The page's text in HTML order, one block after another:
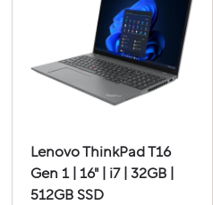
Lenovo ThinkPad T16
Gen 1 | 16" | i7 | 32GB |
512GB SSD